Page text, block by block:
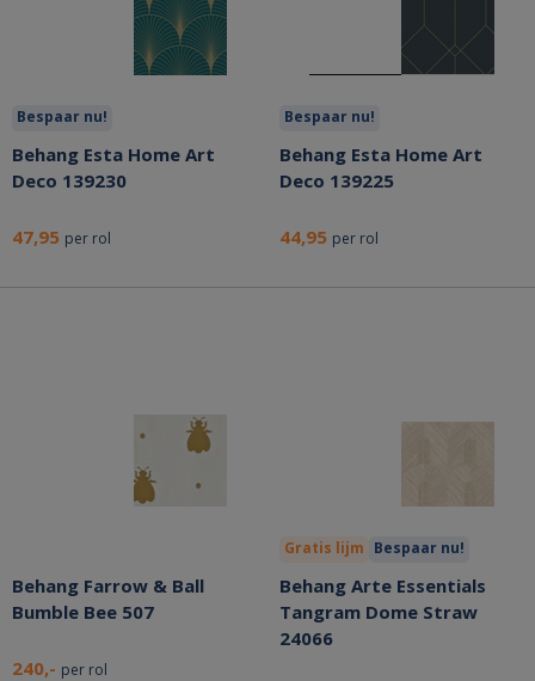
Bespaar nu!
Behang Esta Home Art
Deco 139230
47,95 per rol
Bespaar nu!
Behang Esta Home Art
Deco 139225
44,95 per rol
Behang Farrow & Ball
Bumble Bee 507
240,- per rol
Gratis lijm Bespaar nu!
Behang Arte Essentials
Tangram Dome Straw
24066